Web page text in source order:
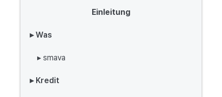
Einleitung
▸ Was
▸ smava
▸ Kredit